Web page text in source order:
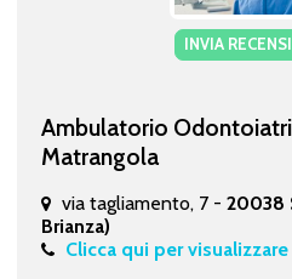
INVIA
Ambulatorio
Matrangola
via tagliamento, 7 - 20038
Brianza)
Clicca qui per